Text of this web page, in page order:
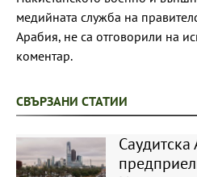
медийната служба на
Арабия, не са отговорили на
коментар.
СВЪРЗАНИ СТАТИИ